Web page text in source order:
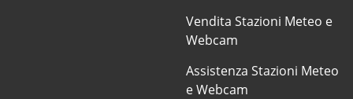
Vendita Stazioni Meteo e
Webcam
Assistenza Stazioni Meteo
e Webcam